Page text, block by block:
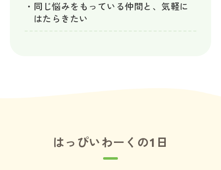
・同じ悩みをもっている仲間と、気軽に
はたらきたい
はっぴいわーくの1日